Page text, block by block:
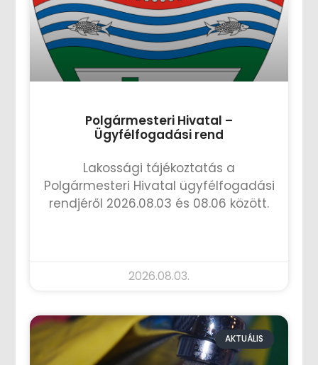
Polgármesteri Hivatal –
Ügyfélfogadási rend
Lakossági tájékoztatás a
Polgármesteri Hivatal ügyfélfogadási
rendjéről 2026.08.03 és 08.06 között.
2026.08.03.
AKTUÁLIS